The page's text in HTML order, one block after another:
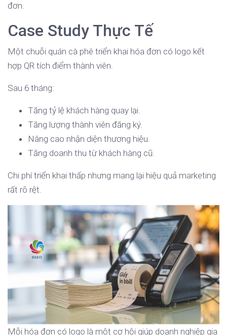
đơn.
Case Study Thực Tế
Một chuỗi quán cà phê triển khai hóa đơn có logo kết
hợp QR tích điểm thành viên.
Sau 6 tháng:
Tăng tỷ lệ khách hàng quay lại.
Tăng lượng thành viên đăng ký.
Nâng cao nhận diện thương hiệu.
Tăng doanh thu từ khách hàng cũ.
Chi phí triển khai thấp nhưng mang lại hiệu quả marketing
rất rõ rệt.
Mỗi hóa đơn có logo là một cơ hội giúp doanh nghiệp gia